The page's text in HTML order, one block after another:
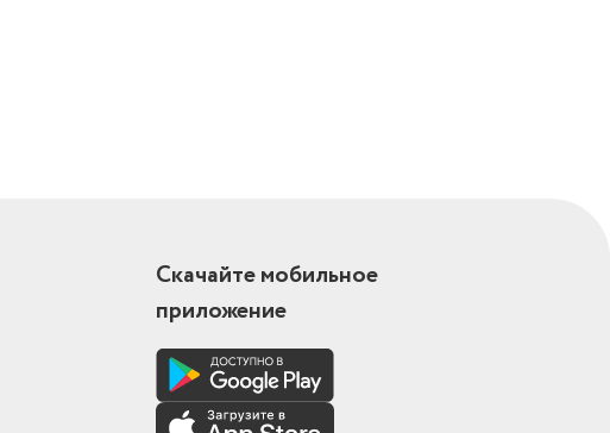
Скачайте мобильное
приложение